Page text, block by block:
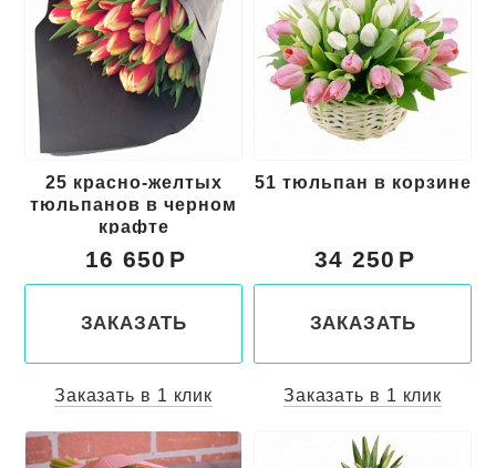
25 красно-желтых
тюльпанов в черном
крафте
16 650
ЗАКАЗАТЬ
Заказать в 1 клик
51 тюльпан в корзине
34 250
ЗАКАЗАТЬ
Заказать в 1 клик